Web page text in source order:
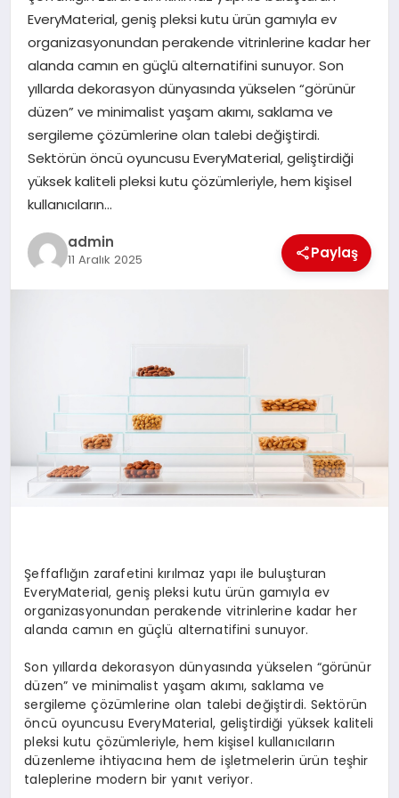
SPOR
TEKNOLOJI
EveryMaterial, geniş pleksi kutu ürün gamıyla ev
organizasyonundan perakende vitrinlerine kadar her
alanda camın en güçlü alternatifini sunuyor. Son
yıllarda dekorasyon dünyasında yükselen “görünür
düzen” ve minimalist yaşam akımı, saklama ve
sergileme çözümlerine olan talebi değiştirdi.
Sektörün öncü oyuncusu EveryMaterial, geliştirdiği
yüksek kaliteli pleksi kutu çözümleriyle, hem kişisel
kullanıcıların…
admin
11 Aralık 2025 Paylaş
Şeffaflığın zarafetini kırılmaz yapı ile buluşturan
EveryMaterial, geniş pleksi kutu ürün gamıyla ev
organizasyonundan perakende vitrinlerine kadar her
alanda camın en güçlü alternatifini sunuyor.
Son yıllarda dekorasyon dünyasında yükselen “görünür
düzen” ve minimalist yaşam akımı, saklama ve
sergileme çözümlerine olan talebi değiştirdi. Sektörün
öncü oyuncusu EveryMaterial, geliştirdiği yüksek kaliteli
pleksi kutu çözümleriyle, hem kişisel kullanıcıların
düzenleme ihtiyacına hem de işletmelerin ürün teşhir
taleplerine modern bir yanıt veriyor.